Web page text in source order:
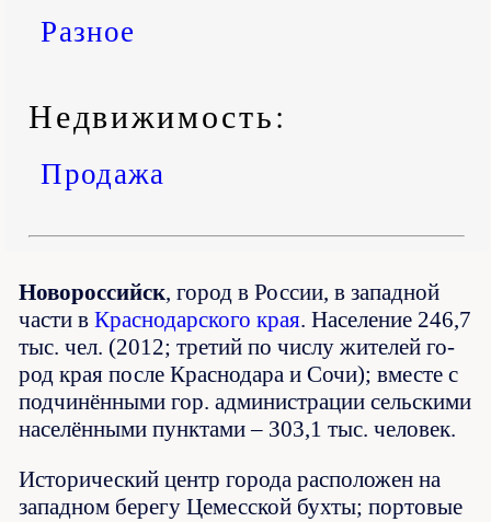
Разное
Недвижимость:
Продажа
Новороссийск, го­род в Рос­сии, в западной
час­ти вКрас­но­дар­ско­го края. Население 246,7
тыс. чел. (2012; тре­тий по чис­лу жи­те­лей го­
род края по­сле Крас­но­да­ра и Со­чи); вме­сте с
под­чи­нён­ны­ми гор. ад­ми­ни­ст­ра­ции сель­ски­ми
на­се­лён­ны­ми пунк­та­ми – 303,1 тыс. человек.
Ис­то­рический центр го­ро­да рас­по­ло­жен на
западном бе­ре­гу Це­мес­ской бух­ты; пор­то­вые